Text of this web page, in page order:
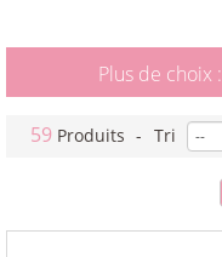
Plus de choix :
59 Produits - Tri